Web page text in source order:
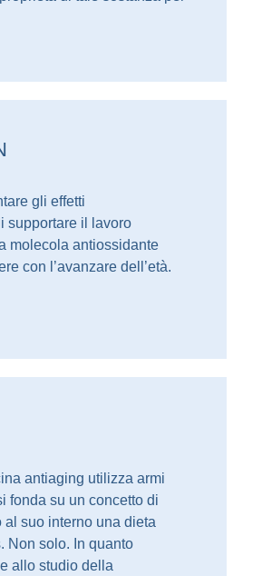
gli effetti
supportare il lavoro
molecola antiossidante
con l’avanzare dell’età.
antiaging utilizza armi
fonda su un concetto di
suo interno una dieta
Non solo. In quanto
allo studio della